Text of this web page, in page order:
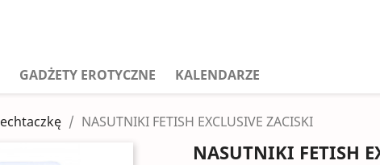
GADŻETY EROTYCZNE KALENDARZE
NASUTNIKI FETISH EXCLUSIVE ZACISKI
NASUTNIKI FETISH